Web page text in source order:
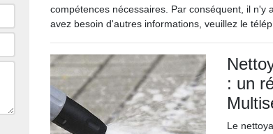
compétences nécessaires. Par conséquent, il
avez besoin d'autres informations, veuillez le
: un
Le